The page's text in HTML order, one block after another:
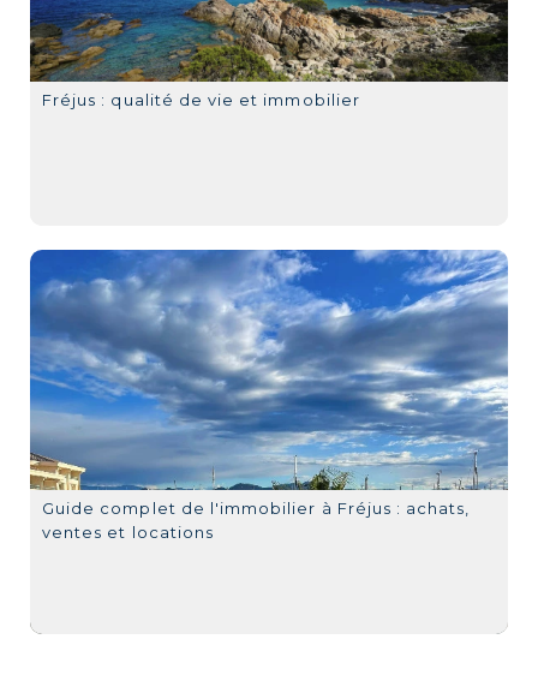
Fréjus : qualité de vie et immobilier
Guide complet de l'immobilier à Fréjus : achats,
ventes et locations